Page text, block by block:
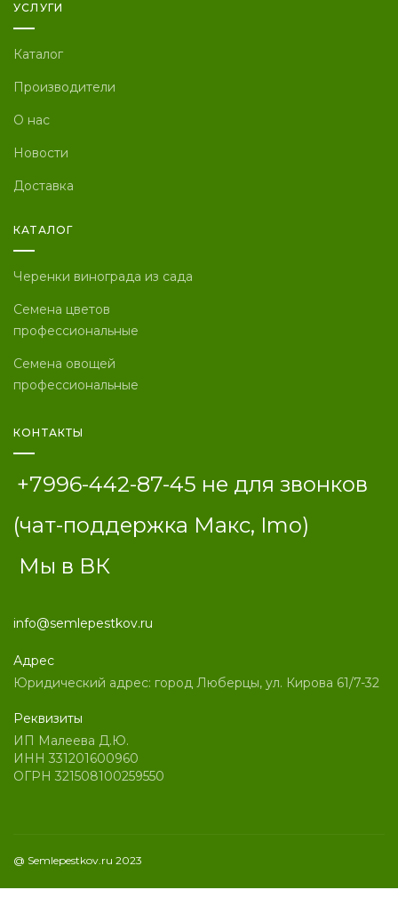
УСЛУГИ
Каталог
Производители
О нас
Новости
Доставка
КАТАЛОГ
Черенки винограда из сада
Семена цветов
профессиональные
Семена овощей
профессиональные
КОНТАКТЫ
+7996-442-87-45 не для звонков
(чат-поддержка Макс, Imo)
Мы в ВК
info@semlepestkov.ru
Адрес
Юридический адрес: город Люберцы, ул. Кирова 61/7-32
Реквизиты
ИП Малеева Д.Ю.
ИНН 331201600960
ОГРН 321508100259550
@ Semlepestkov.ru 2023